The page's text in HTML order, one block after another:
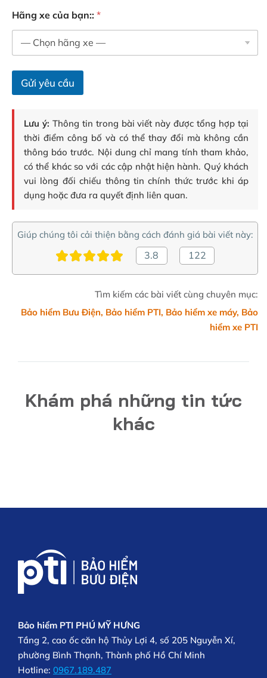
Hãng xe của bạn:: *
Gửi yêu cầu
Lưu ý: Thông tin trong bài viết này được tổng hợp tại
thời điểm công bố và có thể thay đổi mà không cần
thông báo trước. Nội dung chỉ mang tính tham khảo,
có thể khác so với các cập nhật hiện hành. Quý khách
vui lòng đối chiếu thông tin chính thức trước khi áp
dụng hoặc đưa ra quyết định liên quan.
Giúp chúng tôi cải thiện bằng cách đánh giá bài viết này:
3.8 122
Tìm kiếm các bài viết cùng chuyên mục:
Bảo hiểm Bưu Điện, Bảo hiểm PTI, Bảo hiểm xe máy, Bảo
hiểm xe PTI
Khám phá những tin tức
khác
Bảo hiểm PTI PHÚ MỸ HƯNG
Tầng 2, cao ốc căn hộ Thủy Lợi 4, số 205 Nguyễn Xí,
phường Bình Thạnh, Thành phố Hồ Chí Minh
Hotline: 0967.189.487